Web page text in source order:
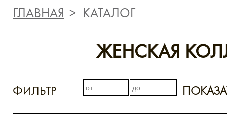
ГЛАВНАЯ КАТАЛОГ
ЖЕНСКАЯ
ФИЛЬТР